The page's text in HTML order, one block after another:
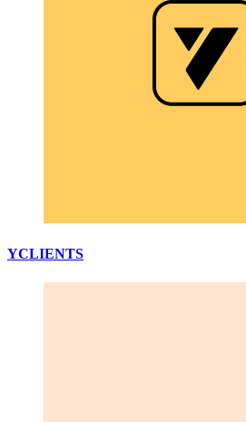
YCLIENTS